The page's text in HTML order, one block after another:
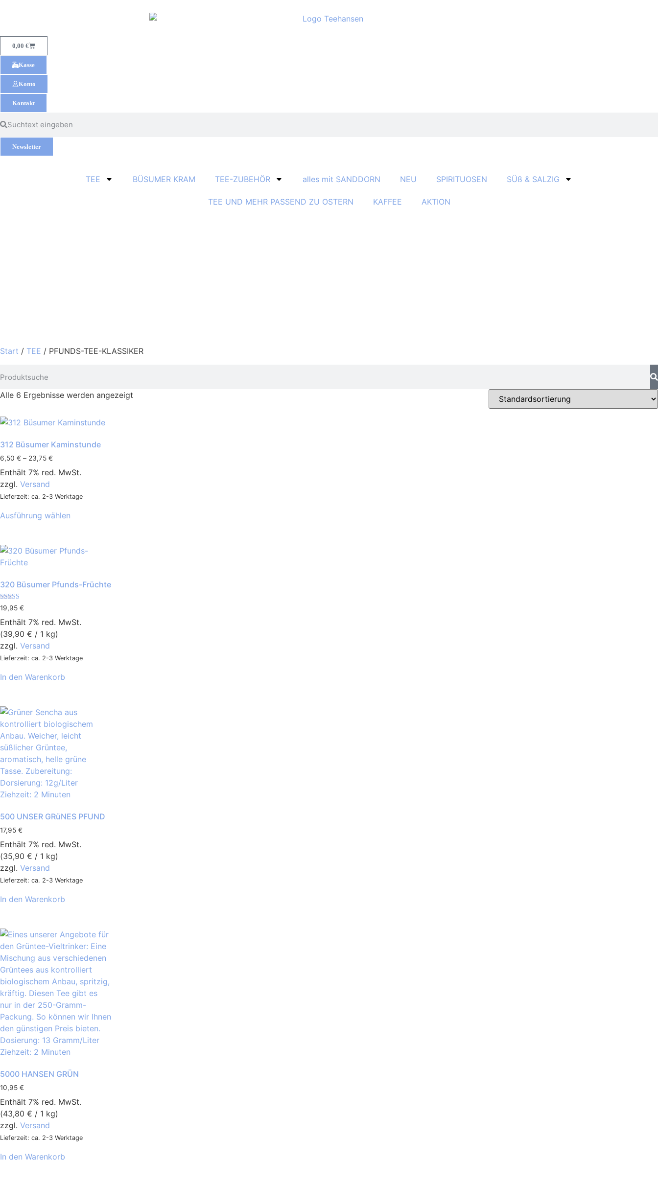
0,00 €
Kasse
Konto
Kontakt
Newsletter
TEE BÜSUMER KRAM TEE-ZUBEHÖR alles mit SANDDORN NEU SPIRITUOSEN SÜß & SALZIG
TEE UND MEHR PASSEND ZU OSTERN KAFFEE AKTION
Start / TEE / PFUNDS-TEE-KLASSIKER
Alle 6 Ergebnisse werden angezeigt
312 Büsumer Kaminstunde
6,50 € – 23,75 €
Enthält 7% red. MwSt.
zzgl. Versand
Lieferzeit: ca. 2-3 Werktage
Ausführung wählen
320 Büsumer Pfunds-Früchte
Bewertet mit
5.00
von 5
19,95 €
Enthält 7% red. MwSt.
(39,90 € / 1 kg)
zzgl. Versand
Lieferzeit: ca. 2-3 Werktage
In den Warenkorb
500 UNSER GRüNES PFUND
17,95 €
Enthält 7% red. MwSt.
(35,90 € / 1 kg)
zzgl. Versand
Lieferzeit: ca. 2-3 Werktage
In den Warenkorb
5000 HANSEN GRÜN
10,95 €
Enthält 7% red. MwSt.
(43,80 € / 1 kg)
zzgl. Versand
Lieferzeit: ca. 2-3 Werktage
In den Warenkorb